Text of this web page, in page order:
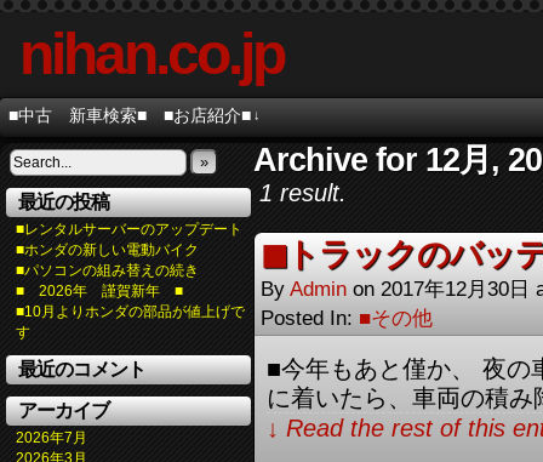
nihan.co.jp
■中古 新車検索■ ■お店紹介■ ↓
»
最近の投稿
■レンタルサーバーのアップデート
■ホンダの新しい電動バイク
■パソコンの組み替えの続き
■ 2026年 謹賀新年 ■
■10月よりホンダの部品が値上げで
す
最近のコメント
アーカイブ
2026年7月
2026年3月
Archive for 12月,
1 result.
◼︎トラックのバッ
By Admin on 2017年12月30日
Posted In: ■その他
■今年もあと僅か、 夜の
に着いたら、車両の積
↓ Read the rest of this